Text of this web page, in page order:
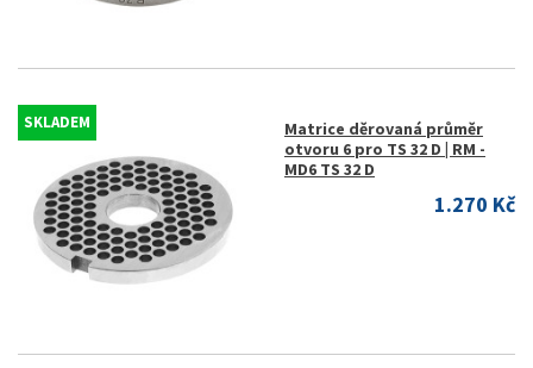
SKLADEM
Matrice děrovaná průměr
otvoru 6 pro TS 32 D | RM -
MD6 TS 32 D
1.270 Kč